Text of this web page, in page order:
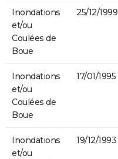
Inondations
et/ou
Coulées de
Boue
25/12/1999
Inondations
et/ou
Coulées de
Boue
17/01/1995
Inondations
et/ou
19/12/1993